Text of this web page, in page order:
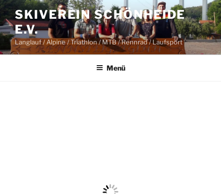
Zum
Inhalt
springen
SKIVEREIN SCHÖNHEIDE
E.V.
Langlauf / Alpine / Triathlon / MTB / Rennrad / Laufsport
Menü